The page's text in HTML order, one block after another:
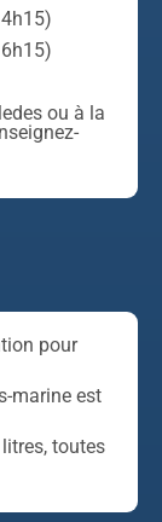
ou à la
pour
marine est
toutes